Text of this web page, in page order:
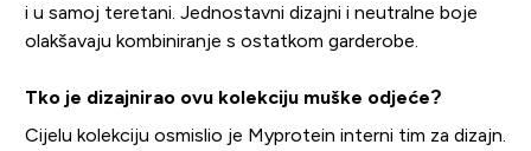
i u samoj teretani. Jednostavni dizajni i neutralne boje
olakšavaju kombiniranje s ostatkom garderobe.
Tko je dizajnirao ovu kolekciju muške odjeće?
Cijelu kolekciju osmislio je Myprotein interni tim za dizajn.